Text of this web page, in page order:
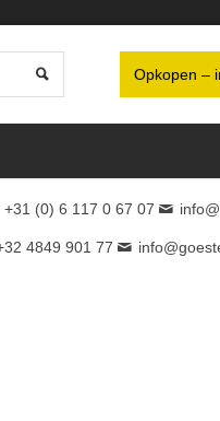
Opkopen –
+31 (0) 6 117 0 67 07
4849 901 77